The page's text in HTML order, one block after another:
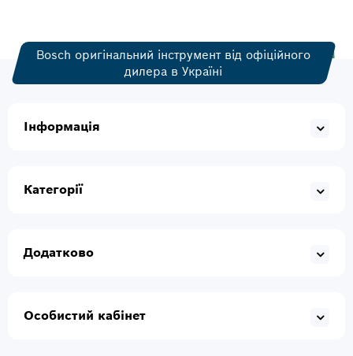
Bosch оригінальний інструмент від офіційного
дилера в Україні
Інформація
Категорії
Додатково
Особистий кабінет